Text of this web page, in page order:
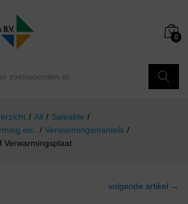
0
/ All / Saleable /
etc. / Verwarmingsmantels /
Verwarmingsplaat
volgende artikel →